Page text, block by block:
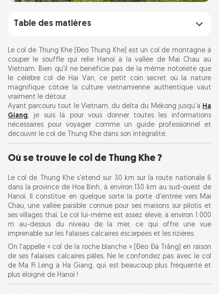
Table des matières
Où se trouve le col de Thung Khe ?
Meilleure période pour visiter : climat et
saisons
Endroits à visiter près du col de Thung Khe
Partez à la découverte des cascades et visitez
les points de vue.
Prenez un café et profitez de la vue.
À découvrir
Conseils pratiques pour les voyageurs
Comment s'y rendre
État des routes :
À emporter
Le col de Thung Khe (Đèo Thung Khe) est un col de montagne à
couper le souffle qui relie Hanoï à la vallée de Mai Chau au
Vietnam. Bien qu'il ne bénéficie pas de la même notoriété que
le célèbre col de Hai Van, ce petit coin secret où la nature
magnifique côtoie la culture vietnamienne authentique vaut
vraiment le détour.
Ayant parcouru tout le Vietnam, du delta du Mékong jusqu'à Ha
Giang, je suis là pour vous donner toutes les informations
nécessaires pour voyager comme un guide professionnel et
découvrir le col de Thung Khe dans son intégralité.
Où se trouve le col de Thung Khe ?
Le col de Thung Khe s'étend sur 30 km sur la route nationale 6
dans la province de Hoa Binh, à environ 130 km au sud-ouest de
Hanoï. Il constitue en quelque sorte la porte d'entrée vers Mai
Chau, une vallée paisible connue pour ses maisons sur pilotis et
ses villages thaï. Le col lui-même est assez élevé, à environ 1 000
m au-dessus du niveau de la mer, ce qui offre une vue
imprenable sur les falaises calcaires escarpées et les rizières.
On l'appelle « col de la roche blanche » (Đèo Đá Trắng) en raison
de ses falaises calcaires pâles. Ne le confondez pas avec le col
de Ma Pi Leng à Ha Giang, qui est beaucoup plus fréquenté et
plus éloigné de Hanoï !